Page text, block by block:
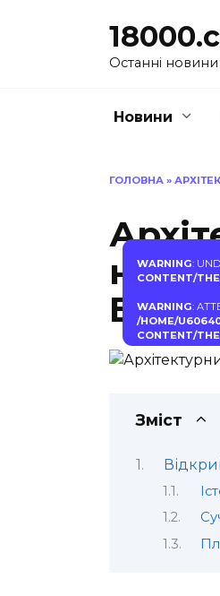
Останні новини
Новини
ГОЛОВНА »
WARNING:
CONTENT/
WARNING:
/HOME/
CONTENT/
Зміст